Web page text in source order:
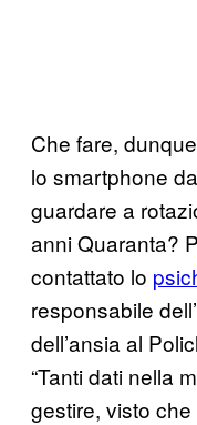
Che fare,
lo smartphone
guardare a
anni Quaranta?
contattato lo
responsabile
dell’ansia al
“Tanti dati nella
gestire, visto